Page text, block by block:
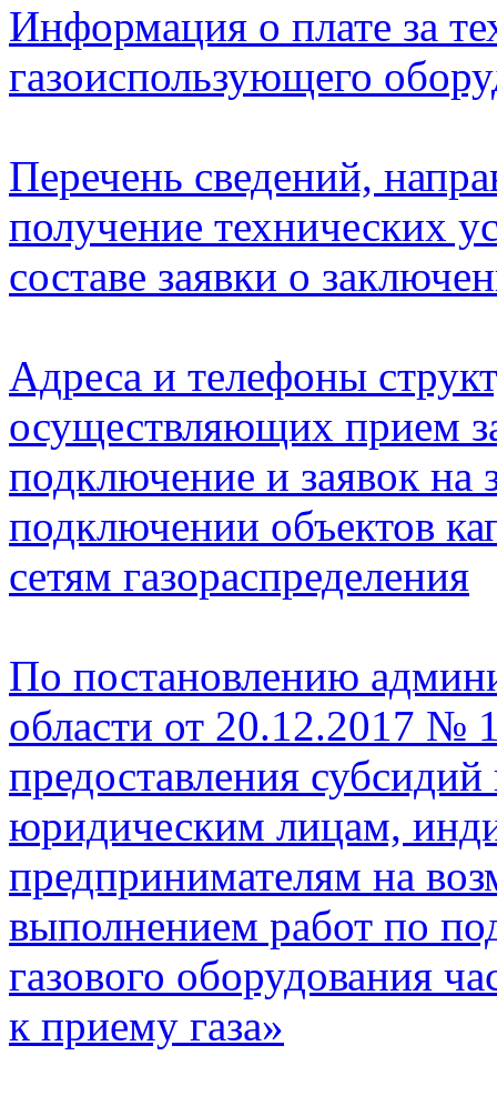
Информация о плате за
газоиспользующего
Перечень сведений,
получение технических
составе заявки о
Адреса и телефоны
осуществляющих прием
подключение и заявок на
подключении объектов
сетям газораспределения
По постановлению
области от 20.12.2017 №
предоставления
юридическим лицам,
предпринимателям на
выполнением работ по
газового оборудования
к приему газа»